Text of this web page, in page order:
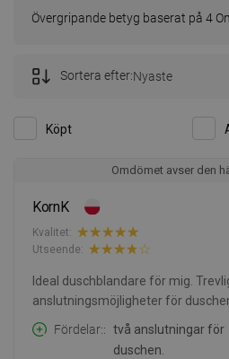
Övergripande betyg baserat på 4
Köpt
Sortera efter:Nyaste
Omdömet avser den
KornK
Kvalitet:
Utseende:
Ideal duschblandare för mig.
anslutningsmöjligheter för
Fördelar:
två anslutningar för
duschen.